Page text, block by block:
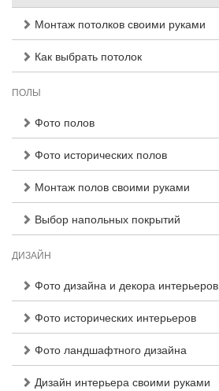
Монтаж потолков своими руками
Как выбрать потолок
ПОЛЫ
Фото полов
Фото исторических полов
Монтаж полов своими руками
Выбор напольных покрытий
ДИЗАЙН
Фото дизайна и декора интерьеров
Фото исторических интерьеров
Фото ландшафтного дизайна
Дизайн интерьера своими руками